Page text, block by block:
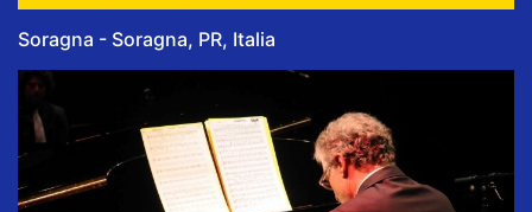
Soragna - Soragna, PR, Italia